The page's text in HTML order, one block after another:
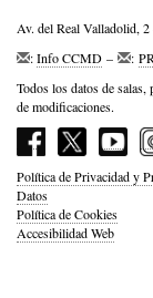
Av. del Real Valladolid,
:Info CCMD – :
Todos los datos de salas,
de modificaciones.
Política de Privacidad y
Datos
Política de Cookies
Accesibilidad Web